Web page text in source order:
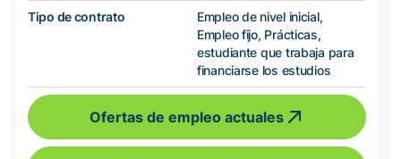
Tipo de contrato
Empleo de nivel inicial,
Empleo fijo, Prácticas,
estudiante que trabaja para
financiarse los estudios
Ofertas de empleo actuales